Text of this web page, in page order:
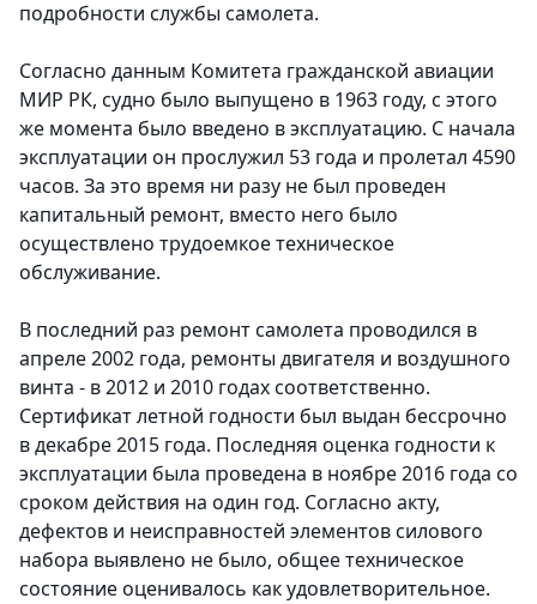
подробности службы самолета.
Согласно данным Комитета гражданской авиации
МИР РК, судно было выпущено в 1963 году, с этого
же момента было введено в эксплуатацию. С начала
эксплуатации он прослужил 53 года и пролетал 4590
часов. За это время ни разу не был проведен
капитальный ремонт, вместо него было
осуществлено трудоемкое техническое
обслуживание.
В последний раз ремонт самолета проводился в
апреле 2002 года, ремонты двигателя и воздушного
винта - в 2012 и 2010 годах соответственно.
Сертификат летной годности был выдан бессрочно
в декабре 2015 года. Последняя оценка годности к
эксплуатации была проведена в ноябре 2016 года со
сроком действия на один год. Согласно акту,
дефектов и неисправностей элементов силового
набора выявлено не было, общее техническое
состояние оценивалось как удовлетворительное.